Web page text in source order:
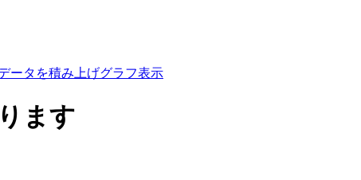
ータを積み上げグラフ表示
ます